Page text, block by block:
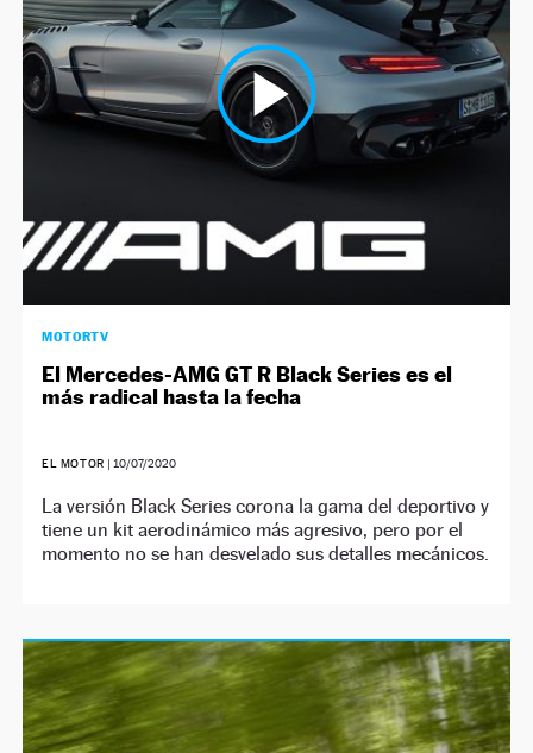
NEWSLETTER
SÍGUENOS
MOTORTV
El Mercedes-AMG GT R Black Series es el
más radical hasta la fecha
EL MOTOR | 10/07/2020
La versión Black Series corona la gama del deportivo y
tiene un kit aerodinámico más agresivo, pero por el
momento no se han desvelado sus detalles mecánicos.